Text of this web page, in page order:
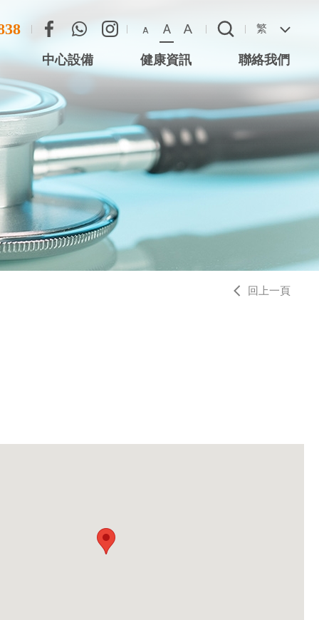
A A A 繁
咀星光行)
(尖沙咀星光
(將軍澳)
(西灣河)
中心 (元朗)
中心設備 健康資訊 聯絡我們
聯絡方法
惡劣天氣安排
回上一頁